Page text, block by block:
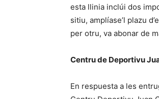
esta llinia inclúi dos
sitiu, amplíase’l plazu
per otru, va abonar de
Centru de Deportivu
En respuesta a les